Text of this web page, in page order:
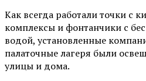
Как всегда работали точки с
комплексы и фонтанчики с
водой, установленные
палаточные лагеря были
улицы и дома.